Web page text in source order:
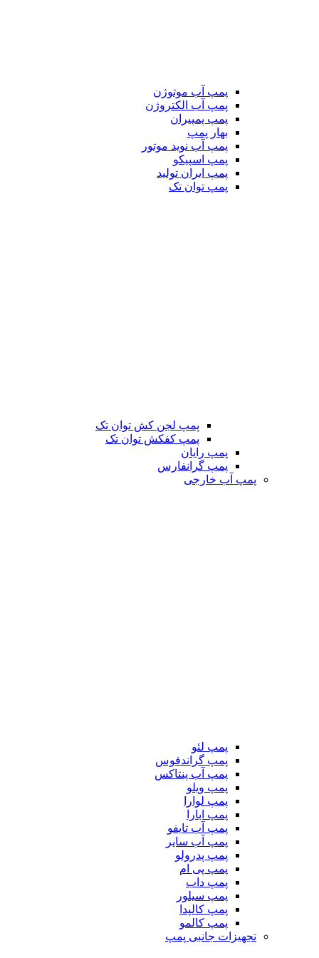
پمپ آب موتوژن
پمپ آب الکتروژن
پمپ پمپیران
بهار پمپ
پمپ آب نوید موتور
پمپ اسپیکو
پمپ ایران تولید
پمپ توان تک
پمپ لجن کش توان تک
پمپ کفکش توان تک
پمپ رایان
پمپ گرانفارس
پمپ آب خارجی
پمپ لئو
پمپ گراندفوس
پمپ آب پنتاکس
پمپ ویلو
پمپ لوارا
پمپ ابارا
پمپ آب تایفو
پمپ آب سایر
پمپ پدرولو
پمپ پی ام
پمپ داب
پمپ سیلور
پمپ کالپدا
پمپ کالمو
تجهیزات جانبی پمپ